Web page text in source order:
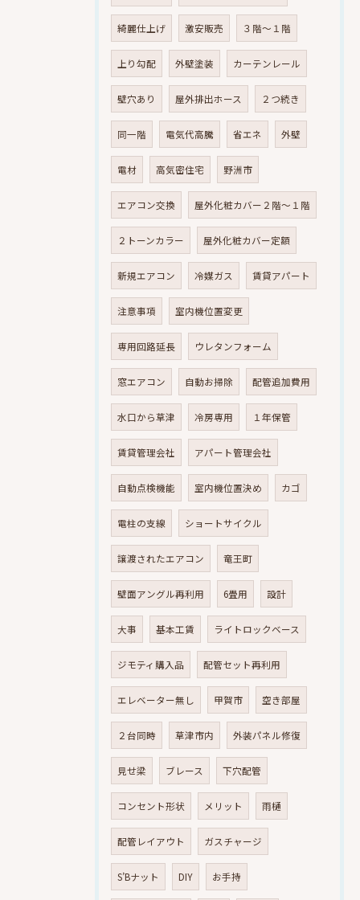
綺麗仕上げ 激安販売 ３階～１階
上り勾配 外壁塗装 カーテンレール
壁穴あり 屋外排出ホース ２つ続き
同一階 電気代高騰 省エネ 外壁
電材 高気密住宅 野洲市
エアコン交換 屋外化粧カバー２階～１階
２トーンカラー 屋外化粧カバー定額
新規エアコン 冷媒ガス 賃貸アパート
注意事項 室内機位置変更
専用回路延長 ウレタンフォーム
窓エアコン 自動お掃除 配管追加費用
水口から草津 冷房専用 １年保管
賃貸管理会社 アパート管理会社
自動点検機能 室内機位置決め カゴ
電柱の支線 ショートサイクル
譲渡されたエアコン 竜王町
壁面アングル再利用 6畳用 設計
大事 基本工賃 ライトロックベース
ジモティ購入品 配管セット再利用
エレベーター無し 甲賀市 空き部屋
２台同時 草津市内 外装パネル修復
見せ梁 ブレース 下穴配管
コンセント形状 メリット 雨樋
配管レイアウト ガスチャージ
S’Bナット DIY お手持